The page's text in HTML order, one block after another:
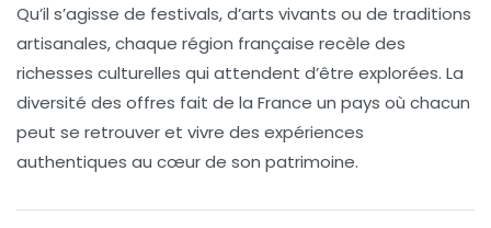
Qu’il s’agisse de festivals, d’arts vivants ou de traditions
artisanales, chaque région française recèle des
richesses culturelles qui attendent d’être explorées. La
diversité des offres fait de la France un pays où chacun
peut se retrouver et vivre des expériences
authentiques au cœur de son patrimoine.